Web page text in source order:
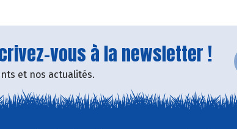
vous à la newsletter !
et nos actualités.